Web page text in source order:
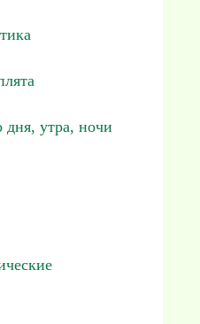
дня, утра, ночи